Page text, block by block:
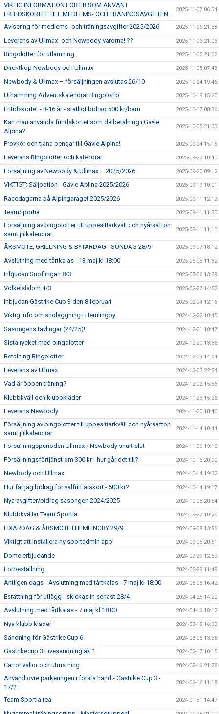
VIKTIG INFORMATION FÖR ER SOM ANVÄNT
FRITIDSKORTET TILL MEDLEMS- OCH TRÄNINGSAVGIFTEN.
2025-11-07 06:34
Avisering för medlems- och träningsavgifter 2025/2026 2025-11-06 21:38
Leverans av Ullmax- och Newbody-varorna! ?? 2025-11-06 21:03
Bingolotter för utlämning 2025-11-05 21:02
Direktköp Newbody och Ullmax 2025-11-05 07:43
Newbody & Ullmax – försäljningen avslutas 26/10 2025-10-24 19:46
Uthämtning Adventskalendrar Bingolotto 2025-10-19 15:20
Fritidskortet - 8-16 år - statligt bidrag 500 kr/barn 2025-10-17 08:36
Kan man använda fritidskortet som delbetalning i Gävle
Alpina?
2025-10-05 21:03
Provkör och tjäna pengar till Gävle Alpina! 2025-09-24 15:16
Leverans Bingolotter och kalendrar 2025-09-23 10:40
Försäljning av Newbody & Ullmax – 2025/2026 2025-09-20 09:12
VIKTIGT: Säljoption - Gävle Aplina 2025/2026 2025-09-19 10:01
Racedagarna på Alpingaraget 2025/2026 2025-09-11 12:12
TeamSportia 2025-09-11 11:30
Försäljning av bingolotter till uppesittarkväll och nyårsafton
samt julkalendrar
2025-09-11 11:10
ÅRSMÖTE, GRILLNING & BYTARDAG - SÖNDAG 28/9 2025-09-07 18:12
Avslutning med tårtkalas - 13 maj kl 18:00 2025-05-06 11:32
Inbjudan Snöflingan 8/3 2025-03-06 13:39
Völkelslalom 4/3 2025-02-27 14:52
Inbjudan Gästrike Cup 3 den 8 februari 2025-02-04 12:16
Viktig info om snöläggning i Hemlingby 2024-12-22 10:45
Säsongens tävlingar (24/25)! 2024-12-21 18:47
Sista rycket med bingolotter 2024-12-20 13:36
Betalning Bingolotter 2024-12-09 14:04
Leverans av Ullmax 2024-12-03 22:54
Vad är öppen träning? 2024-12-02 15:56
Klubbkväll och klubbkläder 2024-11-23 15:26
Leverans Newbody 2024-11-20 10:46
Försäljning av bingolotter till uppesittarkväll och nyårsafton
samt julkalendrar
2024-11-14 10:44
Försäljningsperioden Ullmax / Newbody snart slut 2024-11-06 19:16
Försäljningsförtjänst om 300 kr - hur går det till? 2024-10-16 20:00
Newbody och Ullmax 2024-10-14 19:32
Hur får jag bidrag för valfritt årskort - 500 kr? 2024-10-14 19:17
Nya avgifter/bidrag säsongen 2024/2025 2024-10-08 20:54
Klubbkvällar Team Sportia 2024-09-27 10:26
FIXARDAG & ÅRSMÖTE I HEMLINGBY 29/9 2024-09-08 13:55
Viktigt att installera ny sportadmin app! 2024-09-05 20:51
Dome erbjudande 2024-07-29 12:59
Förbeställning 2024-05-29 11:49
Äntligen dags - Avslutning med tårtkalas - 7 maj kl 18:00 2024-05-05 16:42
Esrättning för utlägg - skickas in senast 28/4 2024-04-25 14:20
Avslutning med tårtkalas - 7 maj kl 18:00 2024-04-16 18:12
Nya klubb kläder 2024-03-15 16:33
Sändning för Gästrike Cup 6 2024-03-05 13:36
Gästrikecup 3 Livesändning åk 1 2024-02-17 10:15
Carrot vallor och utrustning 2024-02-16 21:28
Använd övre parkeringen i första hand - Gästrike Cup 3 -
17/2
2024-02-16 11:19
Team Sportia rea 2024-01-31 14:47